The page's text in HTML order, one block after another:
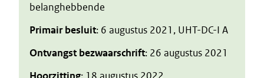
belanghebbende
Primair besluit: 6 augustus 2021, UHT-DC-I A
Ontvangst bezwaarschrift: 26 augustus 2021